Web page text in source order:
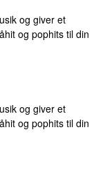
og giver et
og pophits til din
og giver et
og pophits til din